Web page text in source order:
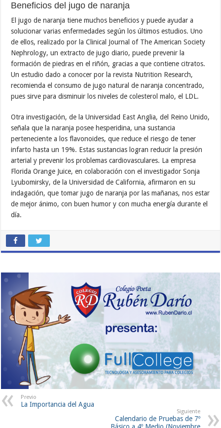
Beneficios del jugo de naranja
El jugo de naranja tiene muchos beneficios y puede ayudar a
solucionar varias enfermedades según los últimos estudios. Uno
de ellos, realizado por la Clinical Journal of The American Society
Nephrology, un extracto de jugo diario, puede prevenir la
formación de piedras en el riñón, gracias a que contiene citratos.
Un estudio dado a conocer por la revista Nutrition Research,
recomienda el consumo de jugo natural de naranja concentrado,
pues sirve para disminuir los niveles de colesterol malo, el LDL.
Otra investigación, de la Universidad East Anglia, del Reino Unido,
señala que la naranja posee hesperidina, una sustancia
perteneciente a los flavonoides, que reduce el riesgo de tener
infarto hasta un 19%. Estas sustancias logran reducir la presión
arterial y prevenir los problemas cardiovasculares. La empresa
Florida Orange Juice, en colaboración con el investigador Sonja
Lyubomirsky, de la Universidad de California, afirmaron en su
indagación, que tomar jugo de naranja por las mañanas, nos estar
de mejor ánimo, con buen humor y con mucha energía durante el
día.
Previo
La Importancia del Agua
Siguiente
Calendario de Pruebas de 7º